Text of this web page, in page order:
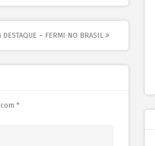
DESTAQUE – FERMI NO BRASIL
*